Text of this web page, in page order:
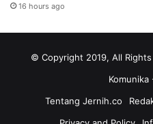
16 hours ago
© Copyright 2019, All
Komunika
Tentang Jernih.co